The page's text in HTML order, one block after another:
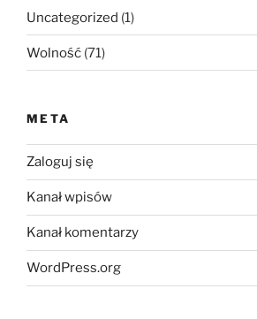
Uncategorized (1)
Wolność (71)
META
Zaloguj się
Kanał wpisów
Kanał komentarzy
WordPress.org